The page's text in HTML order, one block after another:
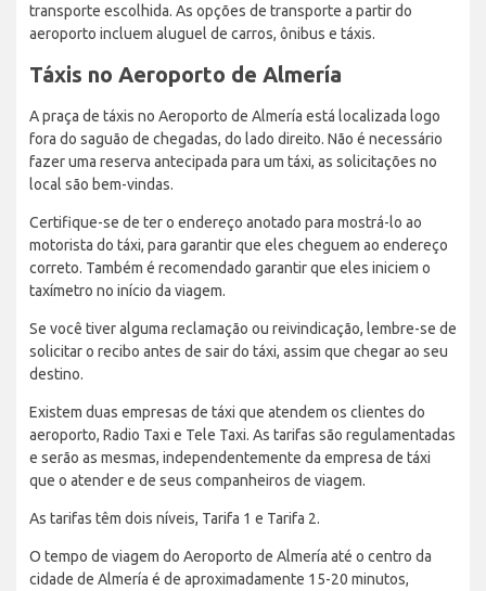
transporte escolhida. As opções de transporte a partir do
aeroporto incluem aluguel de carros, ônibus e táxis.
Táxis no Aeroporto de Almería
A praça de táxis no Aeroporto de Almería está localizada logo
fora do saguão de chegadas, do lado direito. Não é necessário
fazer uma reserva antecipada para um táxi, as solicitações no
local são bem-vindas.
Certifique-se de ter o endereço anotado para mostrá-lo ao
motorista do táxi, para garantir que eles cheguem ao endereço
correto. Também é recomendado garantir que eles iniciem o
taxímetro no início da viagem.
Se você tiver alguma reclamação ou reivindicação, lembre-se de
solicitar o recibo antes de sair do táxi, assim que chegar ao seu
destino.
Existem duas empresas de táxi que atendem os clientes do
aeroporto, Radio Taxi e Tele Taxi. As tarifas são regulamentadas
e serão as mesmas, independentemente da empresa de táxi
que o atender e de seus companheiros de viagem.
As tarifas têm dois níveis, Tarifa 1 e Tarifa 2.
O tempo de viagem do Aeroporto de Almería até o centro da
cidade de Almería é de aproximadamente 15-20 minutos,